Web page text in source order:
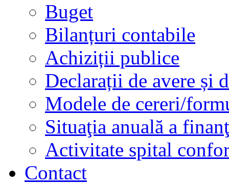
Buget
Bilanțuri contabile
Achiziții publice
Declarații de avere și
Modele de cereri/
Situaţia anuală a
Activitate spital
Contact